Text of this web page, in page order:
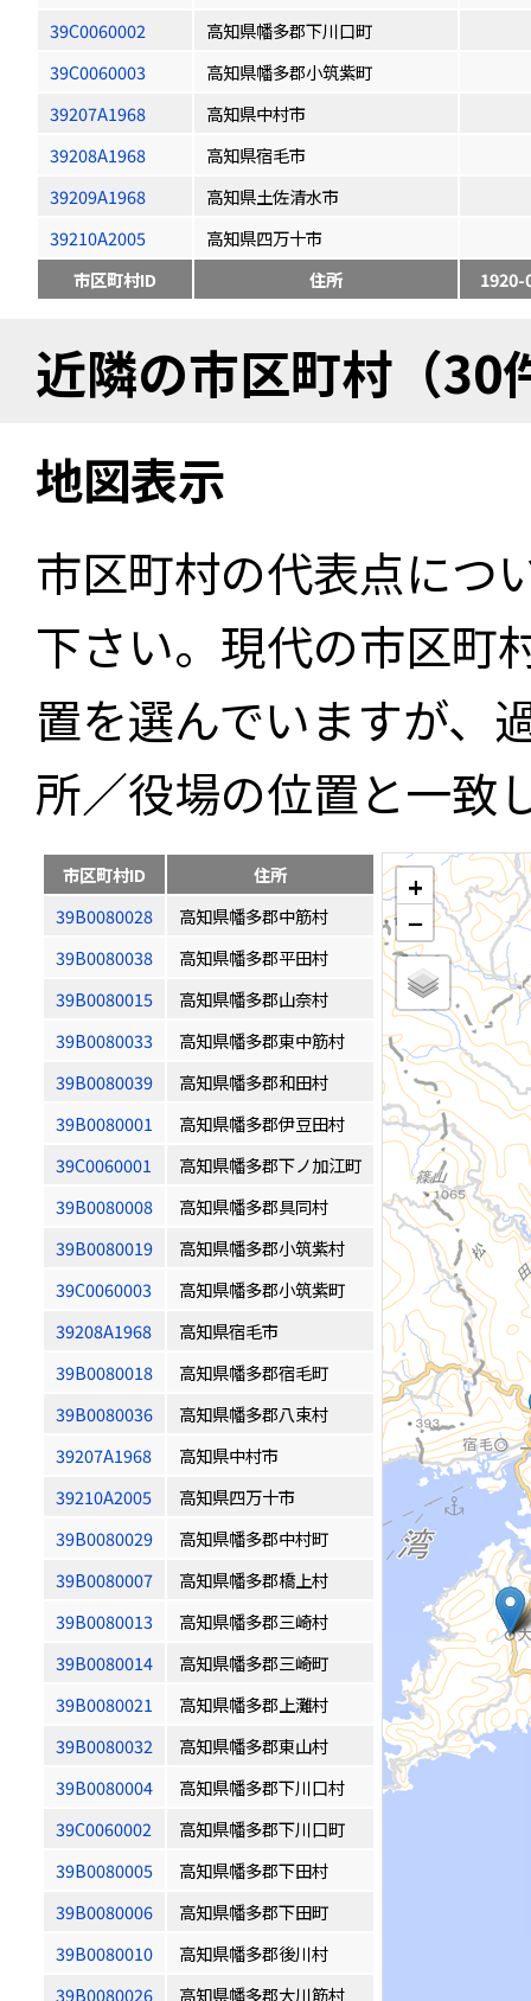
39C0060002
高知県幡多郡下川口町
39C0060003
高知県幡多郡小筑紫町
39207A1968
高知県中村市
39208A1968
高知県宿毛市
39209A1968
高知県土佐清水市
39210A2005
高知県四万十市
市区町村ID
住所 1920-
近隣の市区町村（30
地図表示
市区町村の代表点につ
下さい。現代の市区町
置を選んでいますが、
所／役場の位置と一致
市区町村ID
住所
39B0080028
高知県幡多郡中筋村
39B0080038
高知県幡多郡平田村
39B0080015
高知県幡多郡山奈村
39B0080033
高知県幡多郡東中筋村
39B0080039
高知県幡多郡和田村
39B0080001
高知県幡多郡伊豆田村
39C0060001
高知県幡多郡下ノ加江町
39B0080008
高知県幡多郡具同村
39B0080019
高知県幡多郡小筑紫村
39C0060003
高知県幡多郡小筑紫町
39208A1968
高知県宿毛市
39B0080018
高知県幡多郡宿毛町
39B0080036
高知県幡多郡八束村
39207A1968
高知県中村市
39210A2005
高知県四万十市
39B0080029
高知県幡多郡中村町
39B0080007
高知県幡多郡橋上村
39B0080013
高知県幡多郡三崎村
39B0080014
高知県幡多郡三崎町
39B0080021
高知県幡多郡上灘村
39B0080032
高知県幡多郡東山村
39B0080004
高知県幡多郡下川口村
39C0060002
高知県幡多郡下川口町
39B0080005
高知県幡多郡下田村
39B0080006
高知県幡多郡下田町
39B0080010
高知県幡多郡後川村
39B0080026
高知県幡多郡大川筋村
+
−